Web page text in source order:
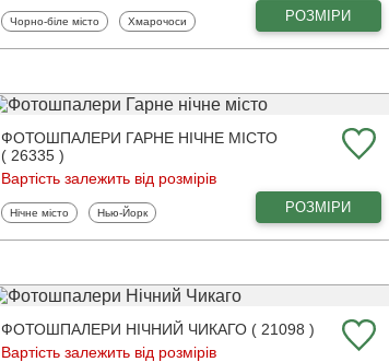
Фотошпалери
Чорно-біле місто Фотошпалери
Хмарочоси РОЗМІРИ
ФОТОШПАЛЕРИ ГАРНЕ НІЧНЕ МІСТО
( 26335 )
Вартість залежить від розмірів
Фотошпалери
Нічне місто Фотошпалери
Нью-Йорк РОЗМІРИ
ФОТОШПАЛЕРИ НІЧНИЙ ЧИКАГО ( 21098 )
Вартість залежить від розмірів